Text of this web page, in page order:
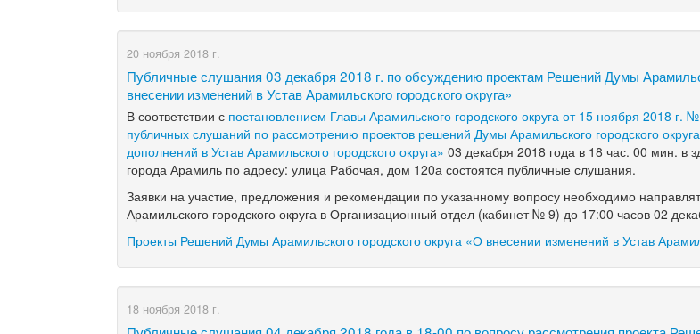
20 ноября 2018 г.
Публичные слушания 03 декабря 2018 г. по обсуждению проектам Решений Думы
внесении изменений в Устав Арамильского городского округа»
В соответствии с постановлением Главы Арамильского городского округа от 15 ноября 2018 г.
публичных слушаний по рассмотрению проектов решений Думы Арамильского городского
дополнений в Устав Арамильского городского округа» 03 декабря 2018 года в 18 час. 00 мин. в
города Арамиль по адресу: улица Рабочая, дом 120а состоятся публичные слушания.
Заявки на участие, предложения и рекомендации по указанному вопросу необходимо
Арамильского городского округа в Организационный отдел (кабинет № 9) до 17:00 часов 02
Проекты Решений Думы Арамильского городского округа «О внесении изменений в Устав
18 ноября 2018 г.